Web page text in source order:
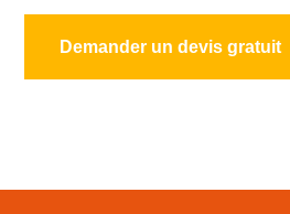
Demander un devis gratuit